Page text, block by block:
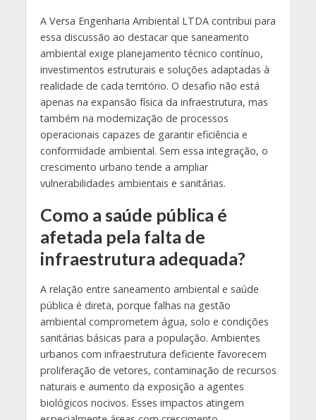
A Versa Engenharia Ambiental LTDA contribui para
essa discussão ao destacar que saneamento
ambiental exige planejamento técnico contínuo,
investimentos estruturais e soluções adaptadas à
realidade de cada território. O desafio não está
apenas na expansão física da infraestrutura, mas
também na modernização de processos
operacionais capazes de garantir eficiência e
conformidade ambiental. Sem essa integração, o
crescimento urbano tende a ampliar
vulnerabilidades ambientais e sanitárias.
Como a saúde pública é
afetada pela falta de
infraestrutura adequada?
A relação entre saneamento ambiental e saúde
pública é direta, porque falhas na gestão
ambiental comprometem água, solo e condições
sanitárias básicas para a população. Ambientes
urbanos com infraestrutura deficiente favorecem
proliferação de vetores, contaminação de recursos
naturais e aumento da exposição a agentes
biológicos nocivos. Esses impactos atingem